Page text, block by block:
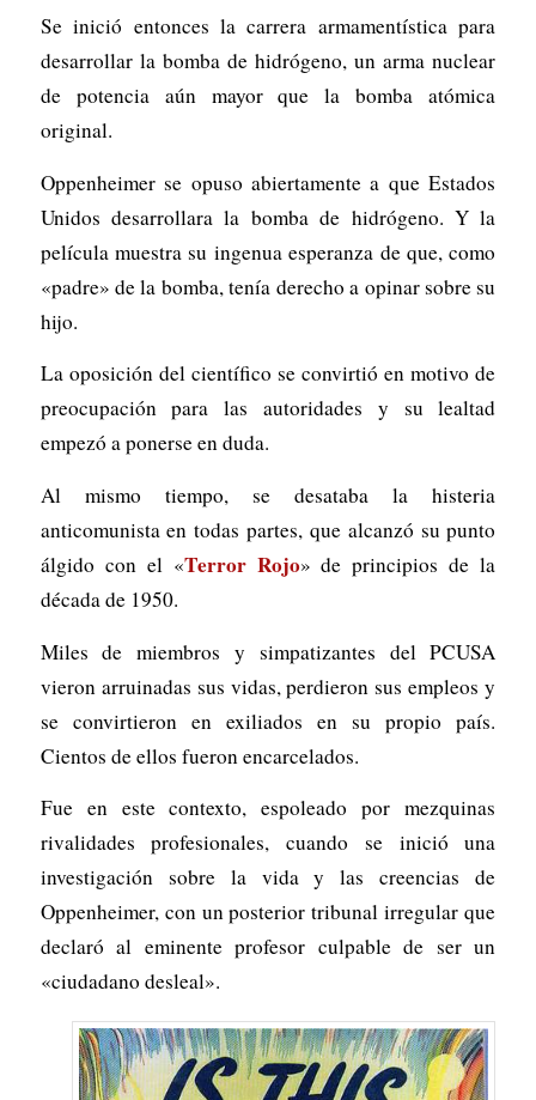
Se inició entonces la carrera armamentística para
desarrollar la bomba de hidrógeno, un arma nuclear
de potencia aún mayor que la bomba atómica
original.
Oppenheimer se opuso abiertamente a que Estados
Unidos desarrollara la bomba de hidrógeno. Y la
película muestra su ingenua esperanza de que, como
«padre» de la bomba, tenía derecho a opinar sobre su
hijo.
La oposición del científico se convirtió en motivo de
preocupación para las autoridades y su lealtad
empezó a ponerse en duda.
Al mismo tiempo, se desataba la histeria
anticomunista en todas partes, que alcanzó su punto
álgido con el «Terror Rojo» de principios de la
década de 1950.
Miles de miembros y simpatizantes del PCUSA
vieron arruinadas sus vidas, perdieron sus empleos y
se convirtieron en exiliados en su propio país.
Cientos de ellos fueron encarcelados.
Fue en este contexto, espoleado por mezquinas
rivalidades profesionales, cuando se inició una
investigación sobre la vida y las creencias de
Oppenheimer, con un posterior tribunal irregular que
declaró al eminente profesor culpable de ser un
«ciudadano desleal».